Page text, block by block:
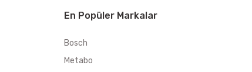
En Popüler Markalar
Bosch
Metabo